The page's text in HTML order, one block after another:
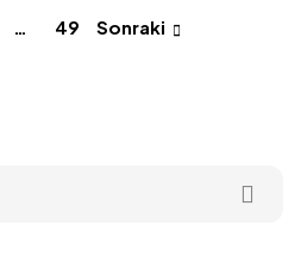
… 49 Sonraki